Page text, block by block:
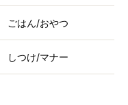
ごはん/おやつ
しつけ/マナー